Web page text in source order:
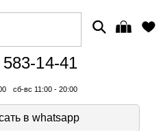
14-41
сб-вс 11:00 - 20:00
в whatsapp